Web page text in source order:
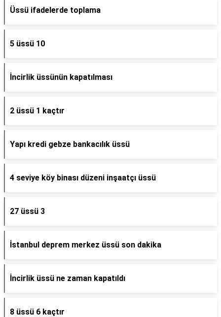
Üssü ifadelerde toplama
5 üssü 10
İncirlik üssünün kapatılması
2 üssü 1 kaçtır
Yapı kredi gebze bankacılık üssü
4 seviye köy binası düzeni inşaatçı üssü
27 üssü 3
İstanbul deprem merkez üssü son dakika
İncirlik üssü ne zaman kapatıldı
8 üssü 6 kaçtır